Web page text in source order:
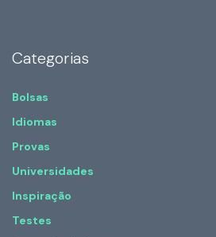
Categorias
Bolsas
Idiomas
Provas
Universidades
Inspiração
Testes